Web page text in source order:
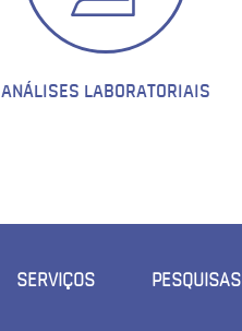
ANÁLISES LABORATORIAIS
SERVIÇOS PESQUISAS